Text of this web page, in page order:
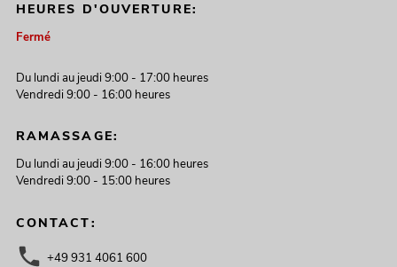
HEURES D'OUVERTURE:
Fermé
Du lundi au jeudi 9:00 - 17:00 heures
Vendredi 9:00 - 16:00 heures
RAMASSAGE:
Du lundi au jeudi 9:00 - 16:00 heures
Vendredi 9:00 - 15:00 heures
CONTACT:
+49 931 4061 600